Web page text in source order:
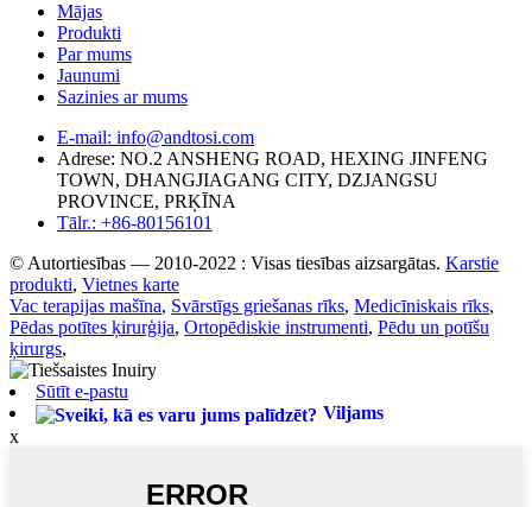
Mājas
Produkti
Par mums
Jaunumi
Sazinies ar mums
E-mail: info@andtosi.com
Adrese: NO.2 ANSHENG ROAD, HEXING JINFENG
TOWN, DHANGJIAGANG CITY, DZJANGSU
PROVINCE, PRĶĪNA
Tālr.: +86-80156101
© Autortiesības — 2010-2022 : Visas tiesības aizsargātas. Karstie
produkti, Vietnes karte
Vac terapijas mašīna, Svārstīgs griešanas rīks, Medicīniskais rīks,
Pēdas potītes ķirurģija, Ortopēdiskie instrumenti, Pēdu un potīšu
ķirurgs,
Sūtīt e-pastu
Viljams
x